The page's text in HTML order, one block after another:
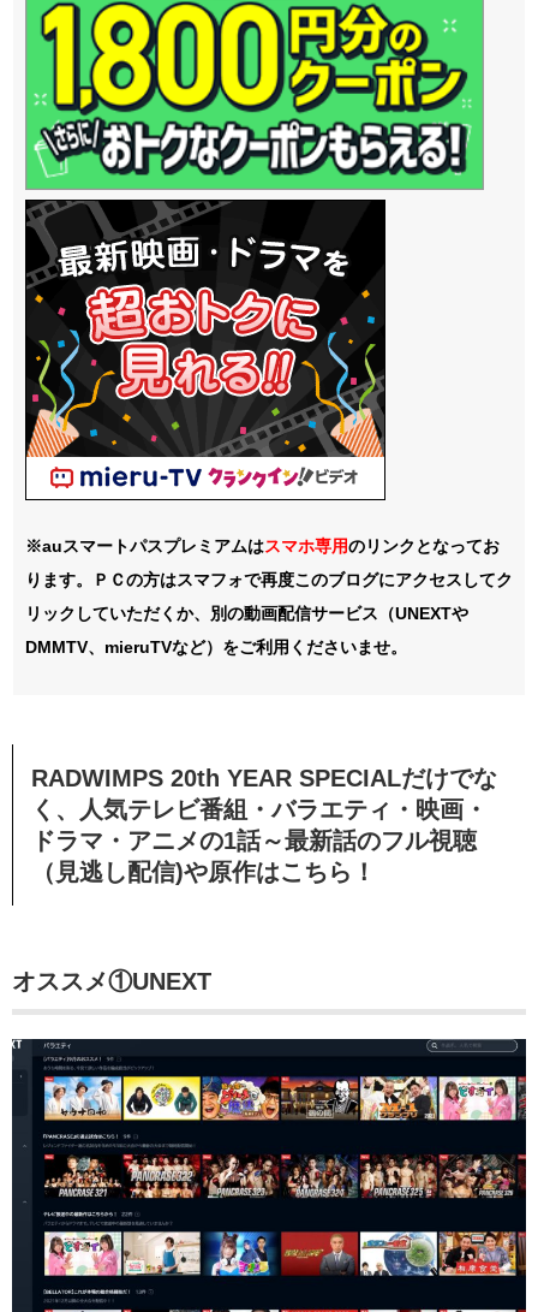
※auスマートパスプレミアムはスマホ専用のリンクとなってお
ります。ＰＣの方はスマフォで再度このブログにアクセスしてク
リックしていただくか、別の動画配信サービス（UNEXTや
DMMTV、mieruTVなど）をご利用くださいませ。
RADWIMPS 20th YEAR SPECIALだけでな
く、人気テレビ番組・バラエティ・映画・
ドラマ・アニメの1話～最新話のフル視聴
（見逃し配信)や原作はこちら！
オススメ①UNEXT